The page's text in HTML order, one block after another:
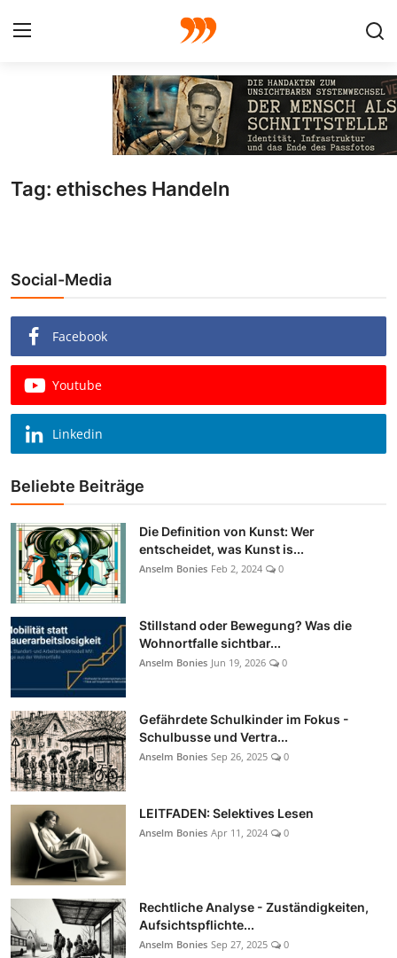
Galerie
Redaktion
Beiträge
Vorproduktion
Tag: ethisches Handeln
Social-Media
Facebook
Youtube
Linkedin
Beliebte Beiträge
Die Definition von Kunst: Wer
entscheidet, was Kunst is...
Anselm Bonies Feb 2, 2024 0
Stillstand oder Bewegung? Was die
Wohnortfalle sichtbar...
Anselm Bonies Jun 19, 2026 0
Gefährdete Schulkinder im Fokus -
Schulbusse und Vertra...
Anselm Bonies Sep 26, 2025 0
LEITFADEN: Selektives Lesen
Anselm Bonies Apr 11, 2024 0
Rechtliche Analyse - Zuständigkeiten,
Aufsichtspflichte...
Anselm Bonies Sep 27, 2025 0